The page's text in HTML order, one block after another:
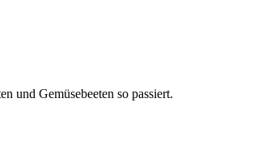
und Gemüsebeeten so passiert.